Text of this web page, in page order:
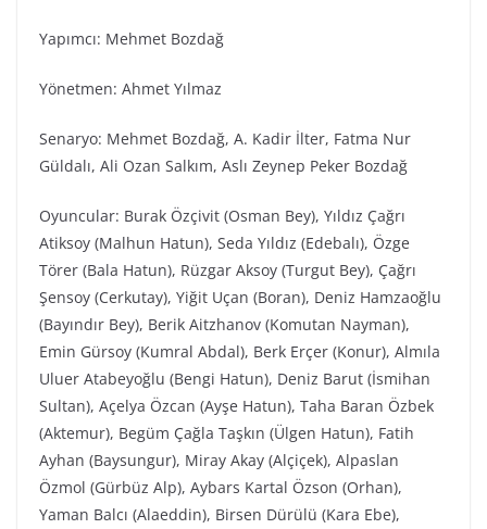
Yapımcı: Mehmet Bozdağ
Yönetmen: Ahmet Yılmaz
Senaryo: Mehmet Bozdağ, A. Kadir İlter, Fatma Nur
Güldalı, Ali Ozan Salkım, Aslı Zeynep Peker Bozdağ
Oyuncular: Burak Özçivit (Osman Bey), Yıldız Çağrı
Atiksoy (Malhun Hatun), Seda Yıldız (Edebalı), Özge
Törer (Bala Hatun), Rüzgar Aksoy (Turgut Bey), Çağrı
Şensoy (Cerkutay), Yiğit Uçan (Boran), Deniz Hamzaoğlu
(Bayındır Bey), Berik Aitzhanov (Komutan Nayman),
Emin Gürsoy (Kumral Abdal), Berk Erçer (Konur), Almıla
Uluer Atabeyoğlu (Bengi Hatun), Deniz Barut (İsmihan
Sultan), Açelya Özcan (Ayşe Hatun), Taha Baran Özbek
(Aktemur), Begüm Çağla Taşkın (Ülgen Hatun), Fatih
Ayhan (Baysungur), Miray Akay (Alçiçek), Alpaslan
Özmol (Gürbüz Alp), Aybars Kartal Özson (Orhan),
Yaman Balcı (Alaeddin), Birsen Dürülü (Kara Ebe),